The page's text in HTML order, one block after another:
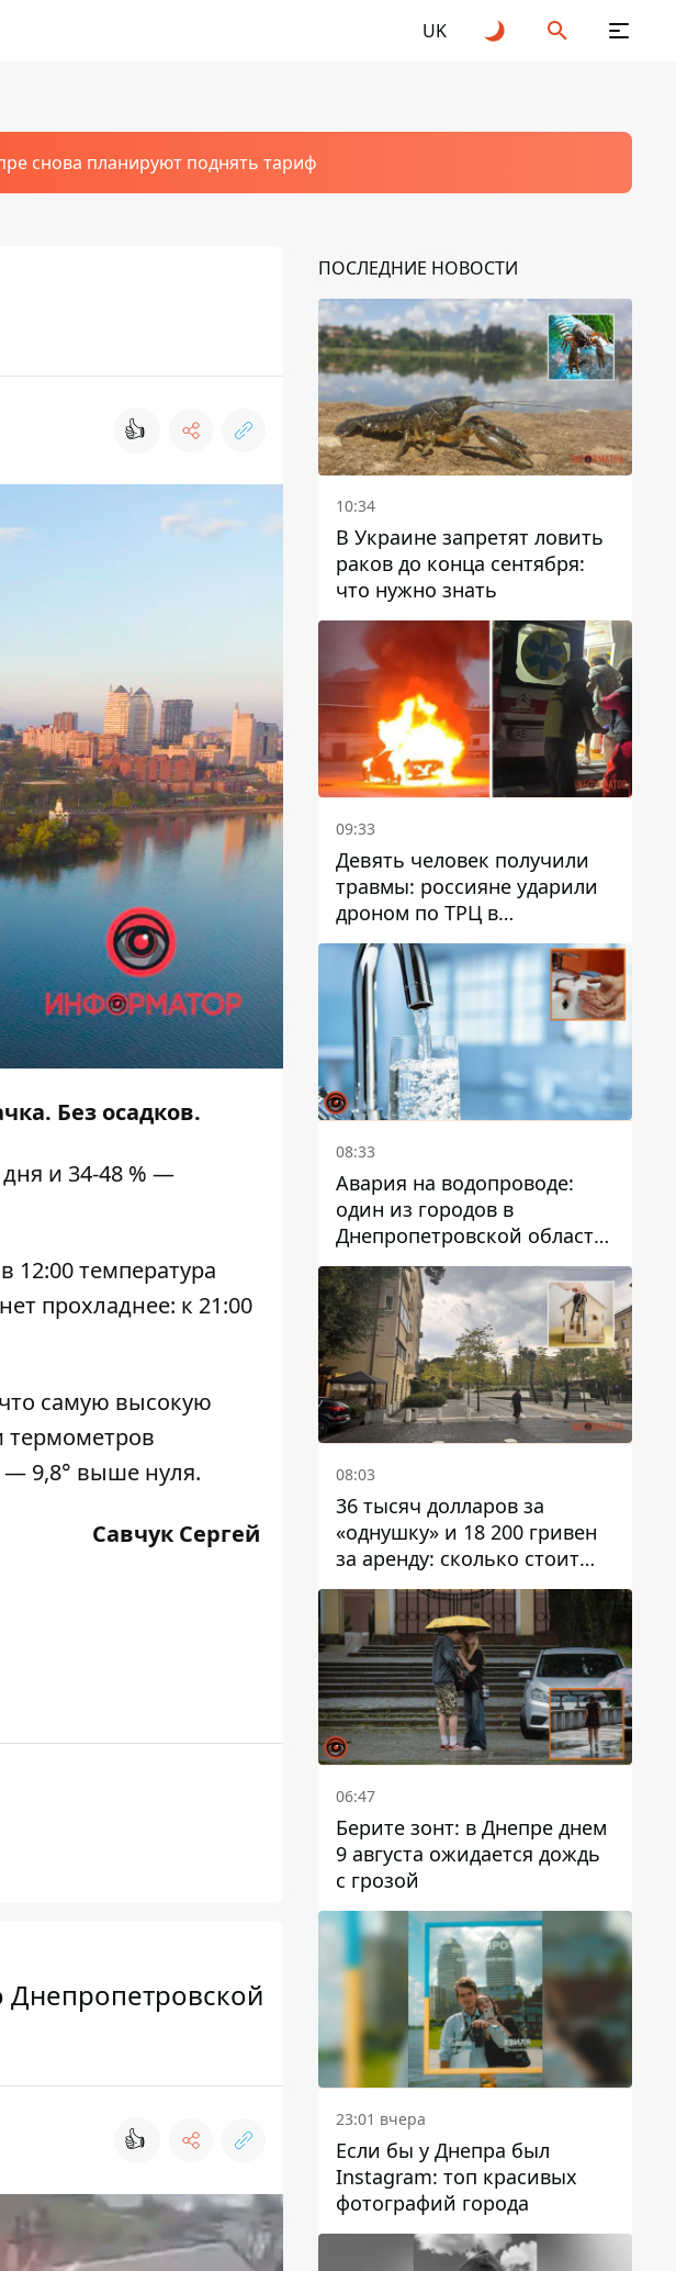
UK
снова планируют поднять тариф
👍
Без осадков.
и 34-48 % —
12:00 температура
прохладнее: к 21:00
самую высокую
термометров
— 9,8° выше нуля.
Савчук Сергей
Днепропетровской
👍
ПОСЛЕДНИЕ НОВОСТИ
10:34
В Украине запретят ловить
раков до конца сентября:
что нужно знать
09:33
Девять человек получили
травмы: россияне ударили
дроном по ТРЦ в
Павлограде, будет ли
работать заведение в
дальнейшем
08:33
Авария на водопроводе:
один из городов в
Днепропетровской области
остался без воды
08:03
36 тысяч долларов за
«однушку» и 18 200 гривен
за аренду: сколько стоит
жилье в Днепропетровской
области
06:47
Берите зонт: в Днепре днем ​​
9 августа ожидается дождь
с грозой
23:01 вчера
Если бы у Днепра был
Instagram: топ красивых
фотографий города